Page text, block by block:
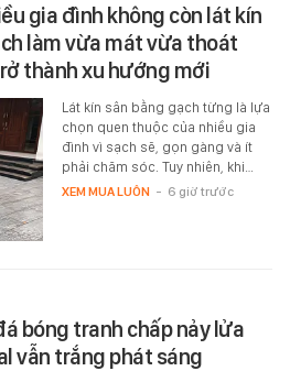
gia đình không còn lát kín
làm vừa mát vừa thoát
thành xu hướng mới
Lát kín sân bằng gạch từng là lựa
chọn quen thuộc của nhiều gia
đình vì sạch sẽ, gọn gàng và ít
phải chăm sóc. Tuy nhiên, khi…
XEM MUA LUÔN - 6 giờ trước
bóng tranh chấp nảy lửa
vẫn trắng phát sáng